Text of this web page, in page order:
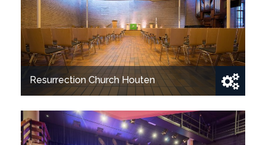
Show project
Resurrection Church Houten